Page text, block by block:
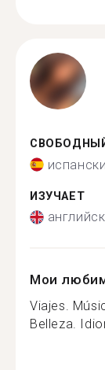
ИЗУЧАЕТ
Мои
Viajes.
Belleza.